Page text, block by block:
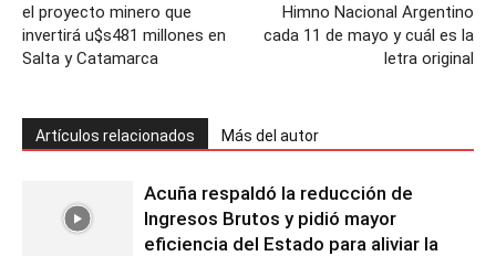
el proyecto minero que
invertirá u$s481 millones en
Salta y Catamarca
Himno Nacional Argentino
cada 11 de mayo y cuál es la
letra original
Artículos relacionados Más del autor
Acuña respaldó la reducción de
Ingresos Brutos y pidió mayor
eficiencia del Estado para aliviar la